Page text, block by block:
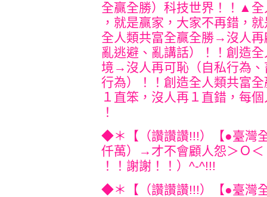
全贏全勝）科技世界！！▲
，就是贏家，大家不再錯，
全人類共富全贏全勝→沒人
亂逃避、亂講話）！！創造
境→沒人再可恥（自私行為
行為）！！創造全人類共富
１直笨，沒人再１直錯，每
！
◆＊【（讚讚讚!!!）【●臺灣
仟萬）→才不會顧人怨＞Ｏ
！！謝謝！！）^-^!!!
◆＊【（讚讚讚!!!）【●臺灣